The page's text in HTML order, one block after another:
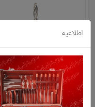
دنباله گردبر ولف (14 الی 31
میلیمتر)
اطلاعیه